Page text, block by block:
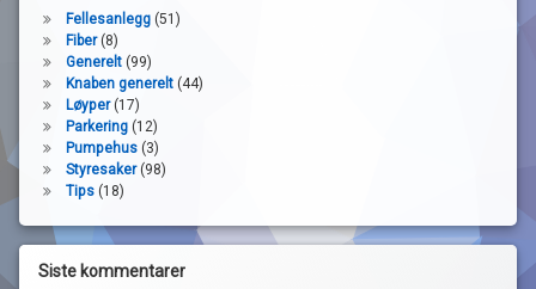
Fellesanlegg(51)
Fiber(8)
Generelt(99)
Knaben generelt(44)
Løyper(17)
Parkering(12)
Pumpehus(3)
Styresaker(98)
Tips(18)
Siste kommentarer